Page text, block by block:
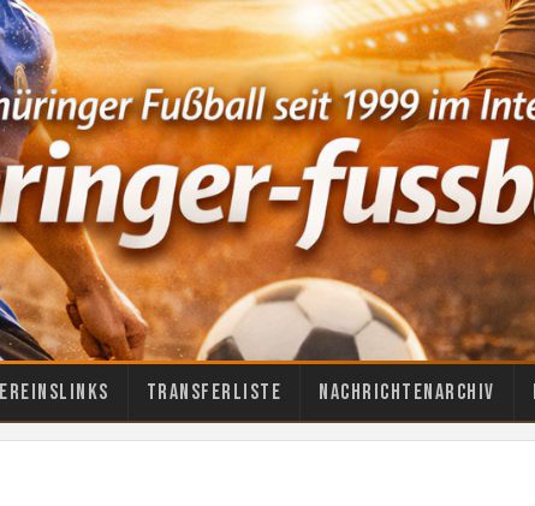
Transferliste Nachrichtenarchiv